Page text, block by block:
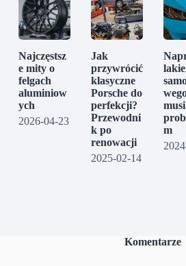
Najczęstsz
e mity o
felgach
aluminiow
ych
2026-04-23
Jak
przywrócić
klasyczne
Porsche do
perfekcji?
Przewodni
k po
renowacji
2025-02-14
m
Komentarze